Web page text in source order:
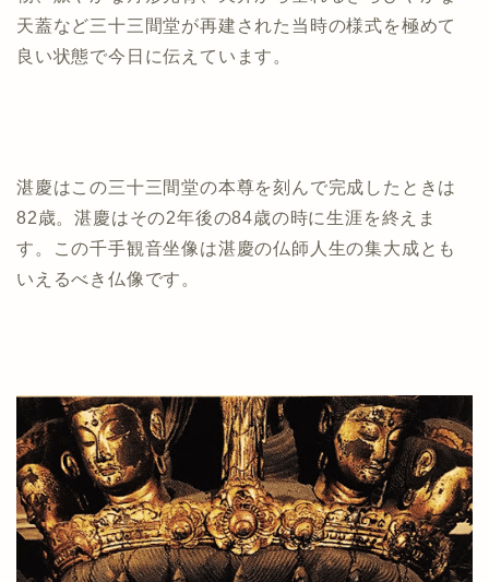
天蓋など三十三間堂が再建された当時の様式を極めて
良い状態で今日に伝えています。
湛慶はこの三十三間堂の本尊を刻んで完成したときは
82歳。湛慶はその2年後の84歳の時に生涯を終えま
す。この千手観音坐像は湛慶の仏師人生の集大成とも
いえるべき仏像です。